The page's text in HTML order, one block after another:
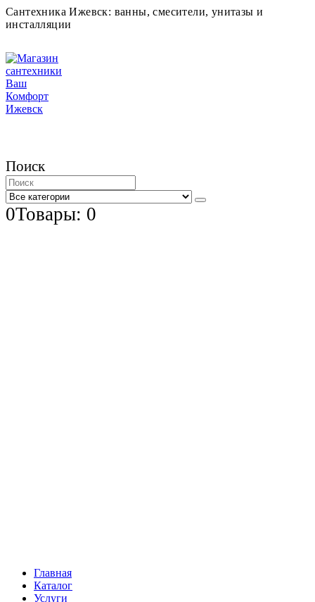
Сантехника Ижевск: ванны, смесители, унитазы и
инсталляции
Поиск
0Товары: 0
Главная
Каталог
Услуги